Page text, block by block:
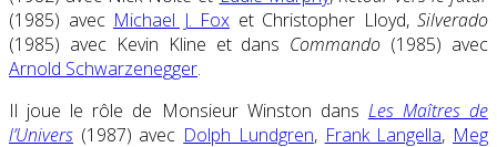
(1985) avec Michael J. Fox et Christopher Lloyd, Silverado
(1985) avec Kevin Kline et dans Commando (1985) avec
Arnold Schwarzenegger.
Il joue le rôle de Monsieur Winston dans Les Maîtres de
l’Univers (1987) avec Dolph Lundgren, Frank Langella, Meg